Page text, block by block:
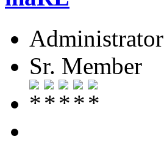
Administrator
Sr. Member